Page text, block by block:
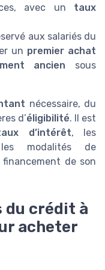
avec un taux
aux salariés du
un premier achat
ancien sous
nécessaire, du
d’éligibilité. Il est
d’intérêt, les
modalités de
de son
du crédit à
acheter